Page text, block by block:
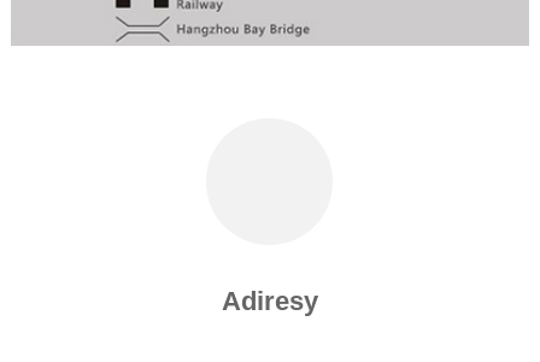
Adiresy